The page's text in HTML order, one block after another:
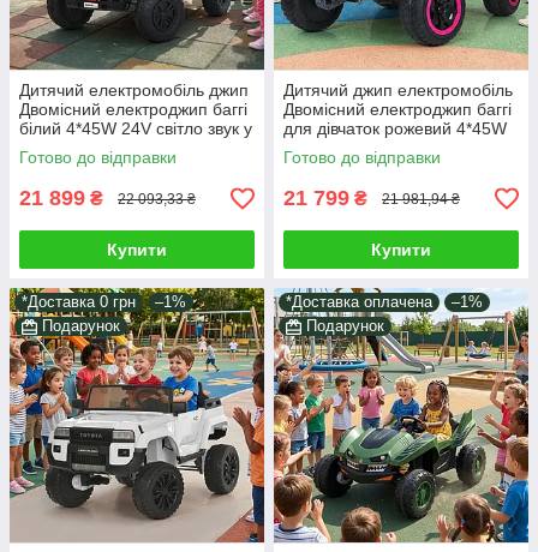
Дитячий електромобіль джип
Двомісний електроджип баггі
білий 4*45W 24V світло звук у
комплекті пульт і подарунок
Готово до відправки
21 899 ₴ 22 093,33 ₴
Купити
Дитячий джип електромобіль
Двомісний електроджип баггі
для дівчаток рожевий 4*45W
світло звук у наборі
подарунок
Готово до відправки
21 799 ₴ 21 981,94 ₴
Купити
*Доставка 0 грн
–1%
Подарунок
*Доставка оплачена
–1%
Подарунок